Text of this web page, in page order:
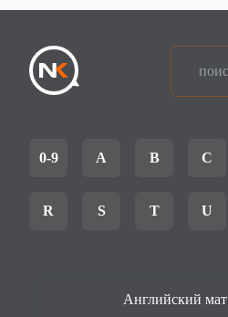
0-9 A B C
R S T U
Английский мат